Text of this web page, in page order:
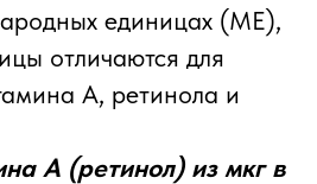
единицах (МЕ),
отличаются для
А, ретинола и
А (ретинол) из мкг в